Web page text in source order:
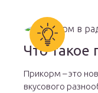
Что такое
Прикорм – это
вкусового